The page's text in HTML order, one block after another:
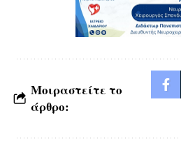
Μοιραστείτε το
άρθρο: